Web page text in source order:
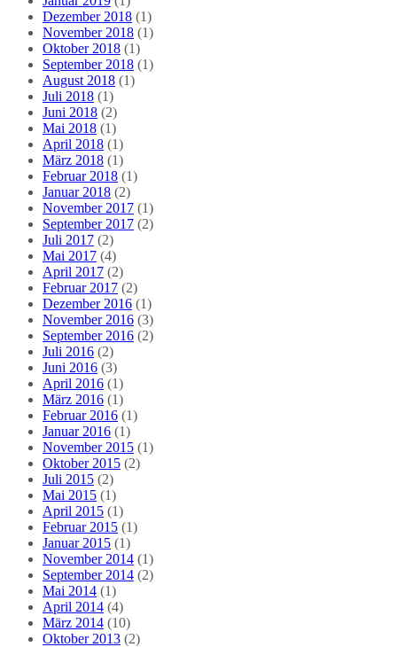
Dezember 2018 (1)
November 2018 (1)
Oktober 2018 (1)
September 2018 (1)
August 2018 (1)
Juli 2018 (1)
Juni 2018 (2)
Mai 2018 (1)
April 2018 (1)
März 2018 (1)
Februar 2018 (1)
Januar 2018 (2)
November 2017 (1)
September 2017 (2)
Juli 2017 (2)
Mai 2017 (4)
April 2017 (2)
Februar 2017 (2)
Dezember 2016 (1)
November 2016 (3)
September 2016 (2)
Juli 2016 (2)
Juni 2016 (3)
April 2016 (1)
März 2016 (1)
Februar 2016 (1)
Januar 2016 (1)
November 2015 (1)
Oktober 2015 (2)
Juli 2015 (2)
Mai 2015 (1)
April 2015 (1)
Februar 2015 (1)
Januar 2015 (1)
November 2014 (1)
September 2014 (2)
Mai 2014 (1)
April 2014 (4)
März 2014 (10)
Oktober 2013 (2)